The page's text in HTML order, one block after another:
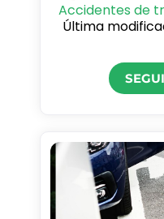
Accidentes de
Última